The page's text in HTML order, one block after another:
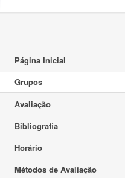
Página Inicial
Grupos
Avaliação
Bibliografia
Horário
Métodos de Avaliação